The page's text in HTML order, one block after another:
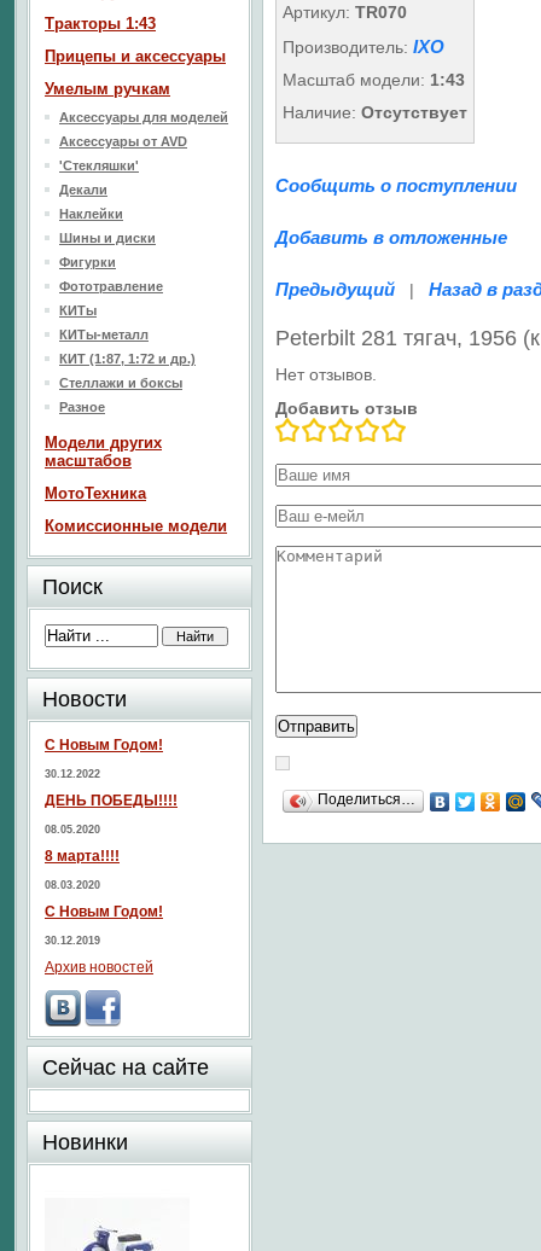
Артикул: TR070
Производитель: IXO
Масштаб модели: 1:43
Наличие: Отсутствует
Сообщить о поступлении
Добавить в отложенные
Предыдущий | Назад в
Peterbilt 281 тягач, 1956
Нет отзывов.
Добавить отзыв
Поделиться…
Тракторы 1:43
Прицепы и аксессуары
Умелым ручкам
Аксессуары для моделей
Аксессуары от AVD
'Стекляшки'
Декали
Наклейки
Шины и диски
Фигурки
Фототравление
КИТы
КИТы-металл
КИТ (1:87, 1:72 и др.)
Стеллажи и боксы
Разное
Модели других
масштабов
МотоТехника
Комиссионные модели
Поиск
Новости
С Новым Годом!
30.12.2022
ДЕНЬ ПОБЕДЫ!!!!
08.05.2020
8 марта!!!!
08.03.2020
С Новым Годом!
30.12.2019
Архив новостей
Сейчас на сайте
Новинки